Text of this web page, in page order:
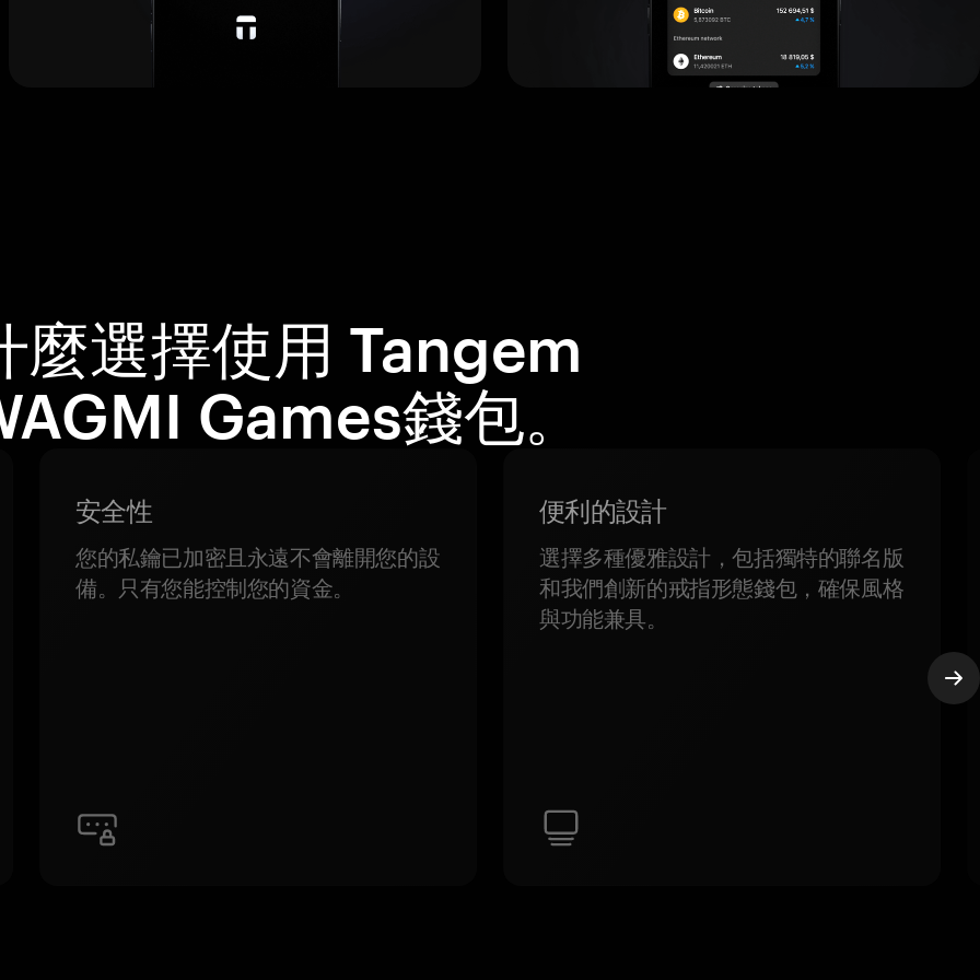
麼選擇使用 Tangem
Games錢包。
安全性
您的私鑰已加密且永遠不會離開您的設
備。只有您能控制您的資金。
便利的設計
選擇多種優雅設計，包括獨特的聯名版
和我們創新的戒指形態錢包，確保風格
與功能兼具。